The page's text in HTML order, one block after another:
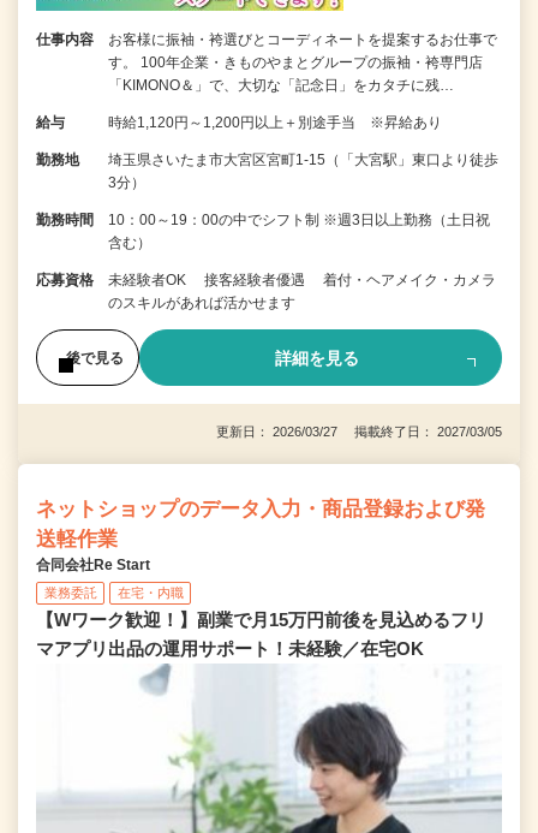
仕事内容
お客様に振袖・袴選びとコーディネートを提案するお仕事で
す。 100年企業・きものやまとグループの振袖・袴専門店
「KIMONO＆」で、大切な「記念日」をカタチに残…
給与 時給1,120円～1,200円以上＋別途手当 ※昇給あり
勤務地
埼玉県さいたま市大宮区宮町1-15（「大宮駅」東口より徒歩
3分）
勤務時間
10：00～19：00の中でシフト制 ※週3日以上勤務（土日祝
含む）
応募資格
未経験者OK 接客経験者優遇 着付・ヘアメイク・カメラ
のスキルがあれば活かせます
後で見る 詳細を見る
更新日： 2026/03/27 掲載終了日： 2027/03/05
ネットショップのデータ入力・商品登録および発
送軽作業
合同会社Re Start
業務委託 在宅・内職
【Wワーク歓迎！】副業で月15万円前後を見込めるフリ
マアプリ出品の運用サポート！未経験／在宅OK